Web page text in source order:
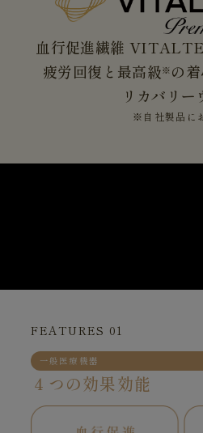
血行促進繊維
疲労回復と最高級※ の
リカバリー
※自社製品に
FEATURES 01
一般医療機器
４つの効果効能